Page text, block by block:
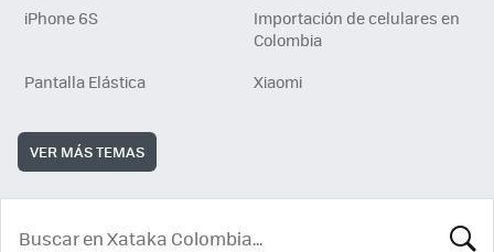
iPhone 6S
Importación de celulares en
Colombia
Pantalla Elástica
Xiaomi
VER MÁS TEMAS